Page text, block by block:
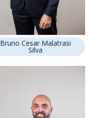
Bruno Cesar Malatrasi
Silva